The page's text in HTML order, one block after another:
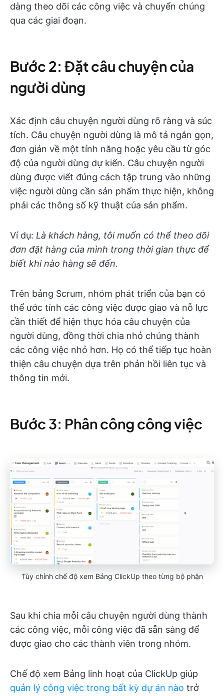
dàng theo dõi các công việc và chuyển chúng
qua các giai đoạn.
Bước 2: Đặt câu chuyện của
người dùng
Xác định câu chuyện người dùng rõ ràng và súc
tích. Câu chuyện người dùng là mô tả ngắn gọn,
đơn giản về một tính năng hoặc yêu cầu từ góc
độ của người dùng dự kiến. Câu chuyện người
dùng được viết đúng cách tập trung vào những
việc người dùng cần sản phẩm thực hiện, không
phải các thông số kỹ thuật của sản phẩm.
Ví dụ: Là khách hàng, tôi muốn có thể theo dõi
đơn đặt hàng của mình trong thời gian thực để
biết khi nào hàng sẽ đến.
Trên bảng Scrum, nhóm phát triển của bạn có
thể ước tính các công việc được giao và nỗ lực
cần thiết để hiện thực hóa câu chuyện của
người dùng, đồng thời chia nhỏ chúng thành
các công việc nhỏ hơn. Họ có thể tiếp tục hoàn
thiện câu chuyện dựa trên phản hồi liên tục và
thông tin mới.
Bước 3: Phân công công việc
Tùy chỉnh chế độ xem Bảng ClickUp theo từng bộ phận
Sau khi chia mỗi câu chuyện người dùng thành
các công việc, mỗi công việc đã sẵn sàng để
được giao cho các thành viên trong nhóm.
Chế độ xem Bảng linh hoạt của ClickUp giúp
quản lý công việc trong bất kỳ dự án nào trở